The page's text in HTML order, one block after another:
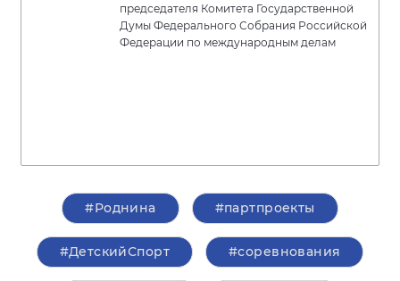
председателя Комитета Государственной
Думы Федерального Собрания Российской
Федерации по международным делам
#Роднина #партпроекты
#ДетскийСпорт #соревнования